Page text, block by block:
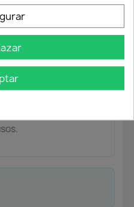
barnizar.
de armario —
alineado y con